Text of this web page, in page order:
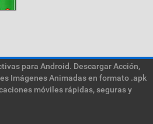
para Android. Descargar Acción,
Imágenes Animadas en formato .apk
móviles rápidas, seguras y